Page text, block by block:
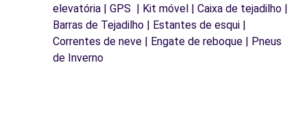
elevatória | GPS | Kit móvel | Caixa de tejadilho |
Barras de Tejadilho | Estantes de esqui |
Correntes de neve | Engate de reboque | Pneus
de Inverno